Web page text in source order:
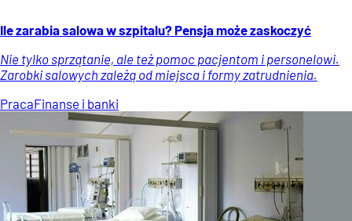
Ile zarabia salowa w szpitalu? Pensja może zaskoczyć
Nie tylko sprzątanie, ale też pomoc pacjentom i personelowi.
Zarobki salowych zależą od miejsca i formy zatrudnienia.
PracaFinanse i banki